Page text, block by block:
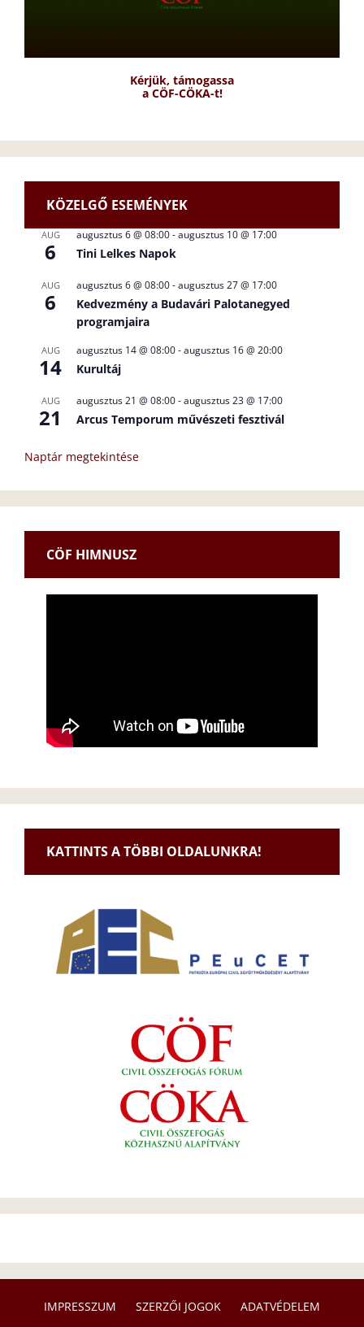
Kérjük, támogassa
a CÖF-CÖKA-t!
KÖZELGŐ ESEMÉNYEK
AUG
6
augusztus 6 @ 08:00-augusztus 10 @ 17:00
Tini Lelkes Napok
AUG
6
augusztus 6 @ 08:00-augusztus 27 @ 17:00
Kedvezmény a Budavári Palotanegyed
programjaira
AUG
14
augusztus 14 @ 08:00-augusztus 16 @ 20:00
Kurultáj
AUG
21
augusztus 21 @ 08:00-augusztus 23 @ 17:00
Arcus Temporum művészeti fesztivál
Naptár megtekintése
CÖF HIMNUSZ
KATTINTS A TÖBBI OLDALUNKRA!
IMPRESSZUM SZERZŐI JOGOK ADATVÉDELEM